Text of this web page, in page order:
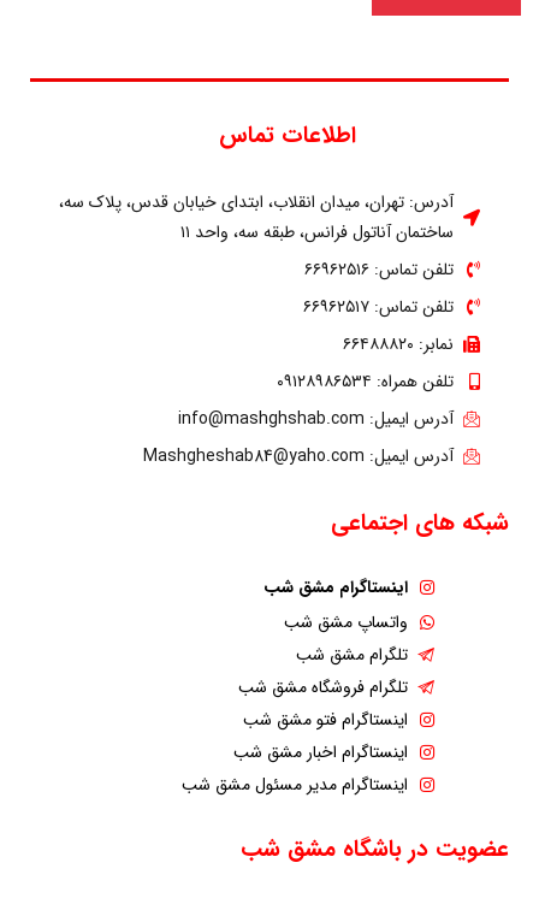
اطلاعات تماس
آدرس: تهران، میدان انقلاب، ابتدای خیابان قدس، پلاک سه،
ساختمان آناتول فرانس، طبقه سه، واحد ۱۱
تلفن تماس: ۶۶۹۶۲۵۱۶
تلفن تماس: ۶۶۹۶۲۵۱۷
نمابر: ۶۶۴۸۸۸۲۰
تلفن همراه: ۰۹۱۲۸۹۸۶۵۳۴
آدرس ایمیل: info@mashghshab.com
آدرس ایمیل: Mashgheshab84@yaho.com
شبکه های اجتماعی
اینستاگرام مشق شب
واتساپ مشق شب
تلگرام مشق شب
تلگرام فروشگاه مشق شب
اینستاگرام فتو مشق شب
اینستاگرام اخبار مشق شب
اینستاگرام مدیر مسئول مشق شب
عضویت در باشگاه مشق شب